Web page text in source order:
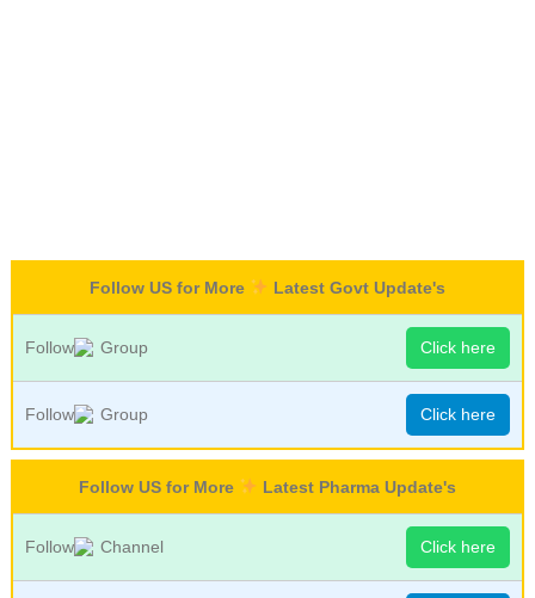
Follow US for More Latest Govt Update's
Follow Group Click here
Follow Group Click here
Follow US for More Latest Pharma Update's
Follow Channel Click here